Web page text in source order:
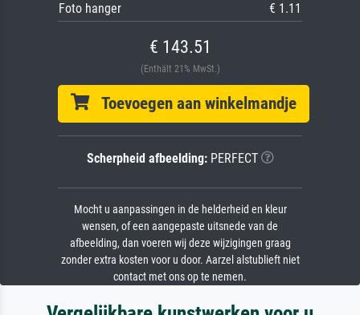
Foto hanger
€ 1.11
€ 143.51
(Enthält 21% MwSt.)
Toevoegen aan winkelmandje
Scherpheid afbeelding:PERFECT
Mocht u aanpassingen in de helderheid en kleur
wensen, of een aangepaste uitsnede van de
afbeelding, dan voeren wij deze wijzigingen graag
zonder extra kosten voor u door. Aarzel alstublieft niet
contact met ons op te nemen.